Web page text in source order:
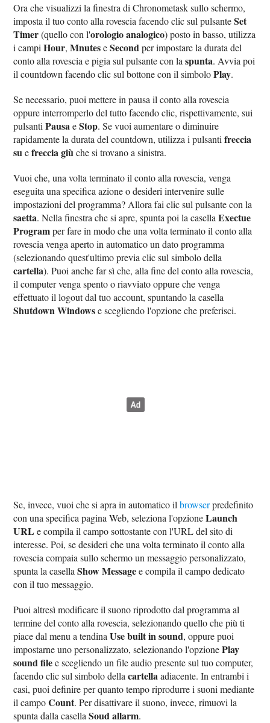
Ora che visualizzi la finestra di Chronometask sullo schermo,
imposta il tuo conto alla rovescia facendo clic sul pulsanteSet
Timer(quello con l'orologio analogico) posto in basso, utilizza
i campiHour,MnuteseSecondper impostare la durata del
conto alla rovescia e pigia sul pulsante con laspunta. Avvia poi
il countdown facendo clic sul bottone con il simboloPlay.
Se necessario, puoi mettere in pausa il conto alla rovescia
oppure interromperlo del tutto facendo clic, rispettivamente, sui
pulsantiPausaeStop. Se vuoi aumentare o diminuire
rapidamente la durata del countdown, utilizza i pulsantifreccia
suefreccia giùche si trovano a sinistra.
Vuoi che, una volta terminato il conto alla rovescia, venga
eseguita una specifica azione o desideri intervenire sulle
impostazioni del programma? Allora fai clic sul pulsante con la
saetta. Nella finestra che si apre, spunta poi la casellaExectue
Programper fare in modo che una volta terminato il conto alla
rovescia venga aperto in automatico un dato programma
(selezionando quest'ultimo previa clic sul simbolo della
cartella). Puoi anche far sì che, alla fine del conto alla rovescia,
il computer venga spento o riavviato oppure che venga
effettuato il logout dal tuo account, spuntando la casella
Shutdown Windowse scegliendo l'opzione che preferisci.
Se, invece, vuoi che si apra in automatico ilbrowserpredefinito
con una specifica pagina Web, seleziona l'opzioneLaunch
URL e compila il campo sottostante con l'URL del sito di
interesse. Poi, se desideri che una volta terminato il conto alla
rovescia compaia sullo schermo un messaggio personalizzato,
spunta la casellaShow Messagee compila il campo dedicato
con il tuo messaggio.
Puoi altresì modificare il suono riprodotto dal programma al
termine del conto alla rovescia, selezionando quello che più ti
piace dal menu a tendinaUse built in sound, oppure puoi
impostarne uno personalizzato, selezionando l'opzionePlay
sound filee scegliendo un file audio presente sul tuo computer,
facendo clic sul simbolo dellacartellaadiacente. In entrambi i
casi, puoi definire per quanto tempo riprodurre i suoni mediante
il campoCount. Per disattivare il suono, invece, rimuovi la
spunta dalla casellaSoud allarm.